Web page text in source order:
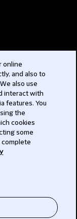
online
and also to
also use
interact with
features. You
the
cookies
some
complete